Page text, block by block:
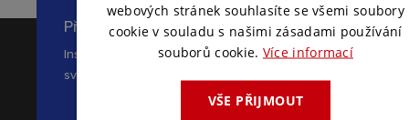
Přihlaste se k odběru novinek
Inspirace, novinky a zajímavé tipy ze
světa AV komunikace
webových stránek souhlasíte se všemi soubory
cookie v souladu s našimi zásadami používání
souborů cookie. Více informací
VŠE PŘIJMOUT